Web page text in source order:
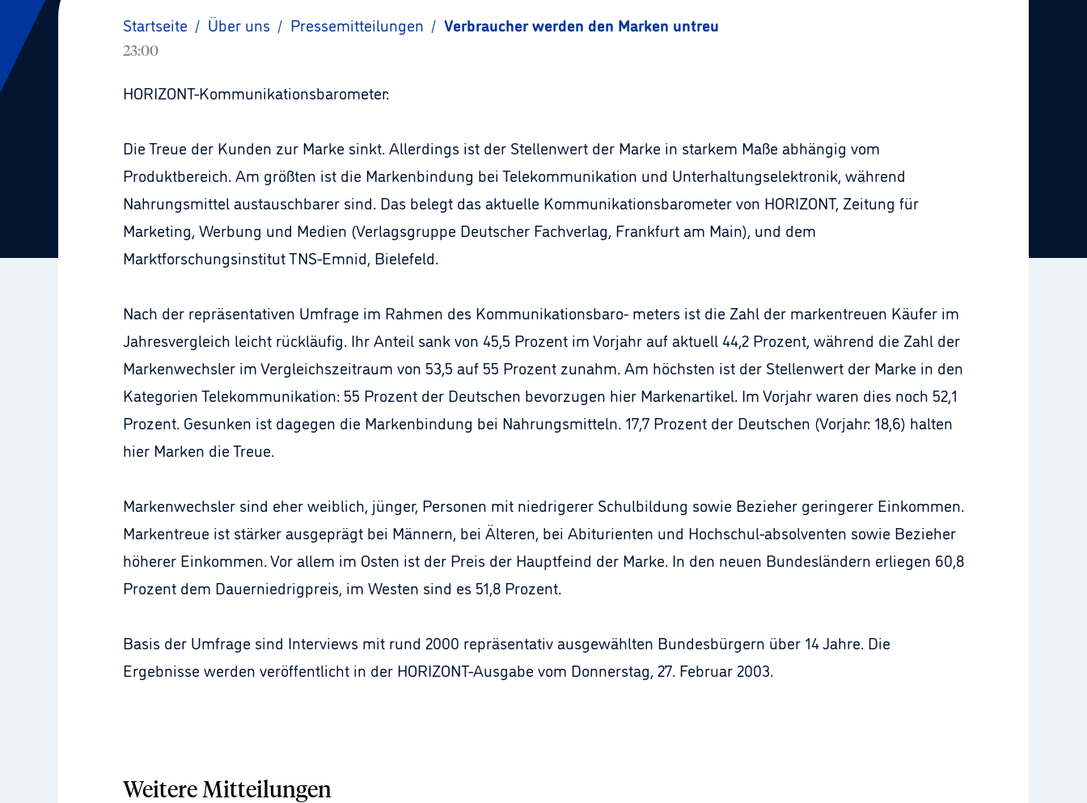
Startseite / Über uns / Pressemitteilungen / Verbraucher werden den Marken untreu
23:00
HORIZONT-Kommunikationsbarometer:
Die Treue der Kunden zur Marke sinkt. Allerdings ist der Stellenwert der Marke in starkem Maße abhängig vom
Produktbereich. Am größten ist die Markenbindung bei Telekommunikation und Unterhaltungselektronik, während
Nahrungsmittel austauschbarer sind. Das belegt das aktuelle Kommunikationsbarometer von HORIZONT, Zeitung für
Marketing, Werbung und Medien (Verlagsgruppe Deutscher Fachverlag, Frankfurt am Main), und dem
Marktforschungsinstitut TNS-Emnid, Bielefeld.
Nach der repräsentativen Umfrage im Rahmen des Kommunikationsbaro- meters ist die Zahl der markentreuen Käufer im
Jahresvergleich leicht rückläufig. Ihr Anteil sank von 45,5 Prozent im Vorjahr auf aktuell 44,2 Prozent, während die Zahl der
Markenwechsler im Vergleichszeitraum von 53,5 auf 55 Prozent zunahm. Am höchsten ist der Stellenwert der Marke in den
Kategorien Telekommunikation: 55 Prozent der Deutschen bevorzugen hier Markenartikel. Im Vorjahr waren dies noch 52,1
Prozent. Gesunken ist dagegen die Markenbindung bei Nahrungsmitteln. 17,7 Prozent der Deutschen (Vorjahr: 18,6) halten
hier Marken die Treue.
Markenwechsler sind eher weiblich, jünger, Personen mit niedrigerer Schulbildung sowie Bezieher geringerer Einkommen.
Markentreue ist stärker ausgeprägt bei Männern, bei Älteren, bei Abiturienten und Hochschul-absolventen sowie Bezieher
höherer Einkommen. Vor allem im Osten ist der Preis der Hauptfeind der Marke. In den neuen Bundesländern erliegen 60,8
Prozent dem Dauerniedrigpreis, im Westen sind es 51,8 Prozent.
Basis der Umfrage sind Interviews mit rund 2000 repräsentativ ausgewählten Bundesbürgern über 14 Jahre. Die
Ergebnisse werden veröffentlicht in der HORIZONT-Ausgabe vom Donnerstag, 27. Februar 2003.
Weitere Mitteilungen